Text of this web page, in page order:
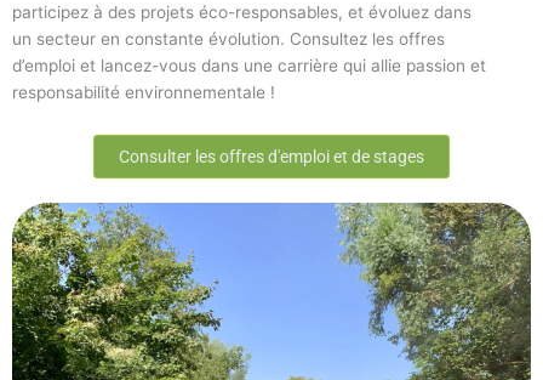
participez à des projets éco-responsables, et évoluez dans
un secteur en constante évolution. Consultez les offres
d’emploi et lancez-vous dans une carrière qui allie passion et
responsabilité environnementale !
Consulter les offres d'emploi et de stages